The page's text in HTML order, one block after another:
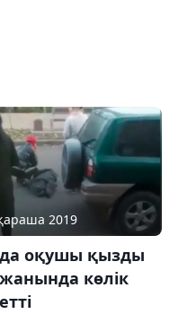
2019
оқушы қызды
көлік